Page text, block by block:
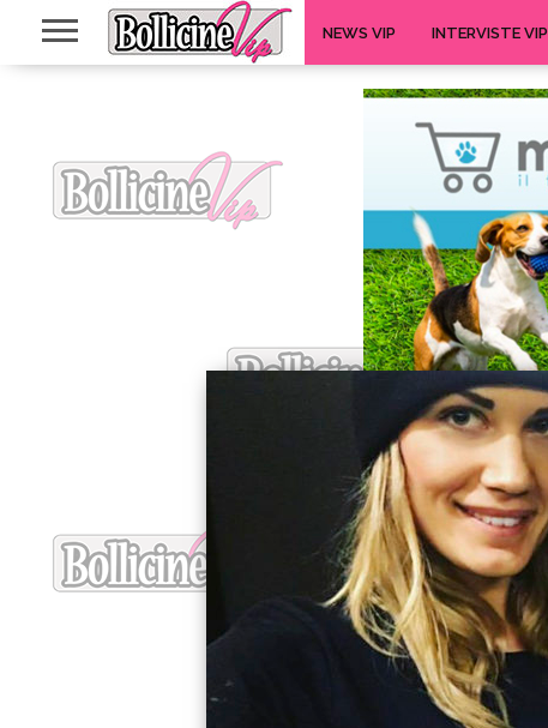
NEWS VIP INTERVISTE VIP